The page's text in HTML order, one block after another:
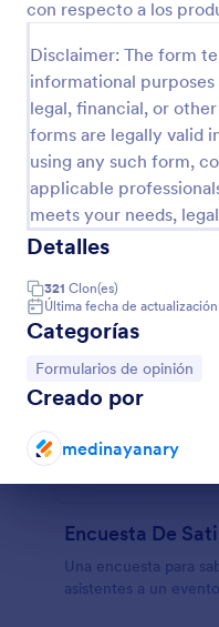
con respecto a los
Disclaimer: The form
informational
legal, financial, or
forms are legally valid
using any such form,
applicable
meets your needs,
Detalles
321 Clon(es)
Última fecha de
Categorías
Ir a Categoría:
Formularios de opinión
Creado por
medinayanary
Una encuesta para
asistentes a un